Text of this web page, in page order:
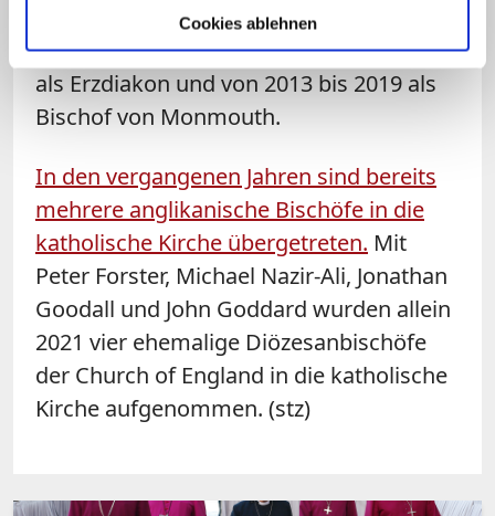
Cookies ablehnen
der Diözese Monmouth tätig. Er wirkte
zunächst als Vikar von Monmouth, dann
als Erzdiakon und von 2013 bis 2019 als
Bischof von Monmouth.
In den vergangenen Jahren sind bereits
mehrere anglikanische Bischöfe in die
katholische Kirche übergetreten. Mit
Peter Forster, Michael Nazir-Ali, Jonathan
Goodall und John Goddard wurden allein
2021 vier ehemalige Diözesanbischöfe
der Church of England in die katholische
Kirche aufgenommen. (stz)